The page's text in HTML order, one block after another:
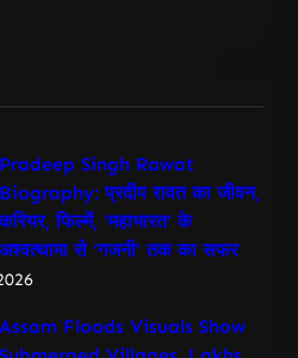
Pradeep Singh Rawat
Biography: प्रदीप रावत का जीवन,
फिल्में, ‘महाभारत’ के
अश्वत्थामा से ‘गजनी’ तक का सफर
Assam Floods Visuals Show